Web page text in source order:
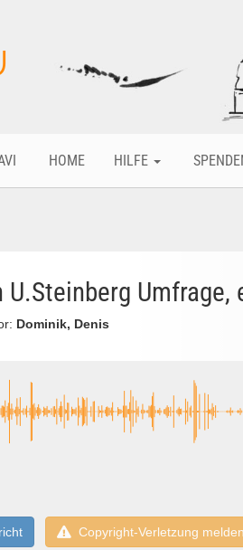
HOME HILFE
Umfrage,
Dominik, Denis
Copyright-Verletzung melden